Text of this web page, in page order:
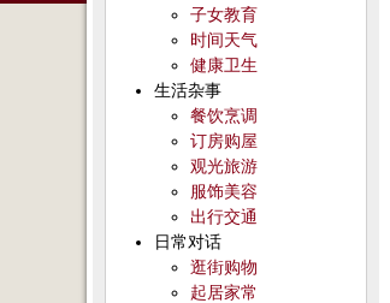
子女教育
时间天气
健康卫生
生活杂事
餐饮烹调
订房购屋
观光旅游
服饰美容
出行交通
日常对话
逛街购物
起居家常